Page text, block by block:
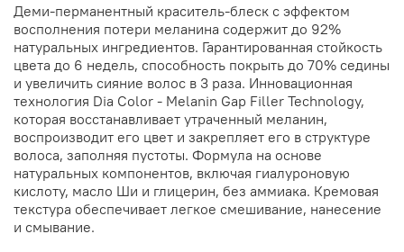
Деми-перманентный краситель-блеск с эффектом
восполнения потери меланина содержит до 92%
натуральных ингредиентов. Гарантированная стойкость
цвета до 6 недель, способность покрыть до 70% седины
и увеличить сияние волос в 3 раза. Инновационная
технология Dia Color - Melanin Gap Filler Technology,
которая восстанавливает утраченный меланин,
воспроизводит его цвет и закрепляет его в структуре
волоса, заполняя пустоты. Формула на основе
натуральных компонентов, включая гиалуроновую
кислоту, масло Ши и глицерин, без аммиака. Кремовая
текстура обеспечивает легкое смешивание, нанесение
и смывание.